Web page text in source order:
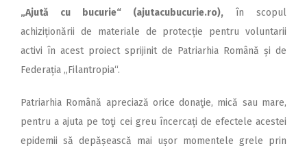
„Ajută cu bucurie“ (ajutacubucurie.ro), în scopul
achiziționării de materiale de protecție pentru voluntarii
activi în acest proiect sprijinit de Patriarhia Română și de
Federația „Filantropia“.
Patriarhia Română apreciază orice donaţie, mică sau mare,
pentru a ajuta pe toţi cei greu încercați de efectele acestei
epidemii să depășească mai ușor momentele grele prin